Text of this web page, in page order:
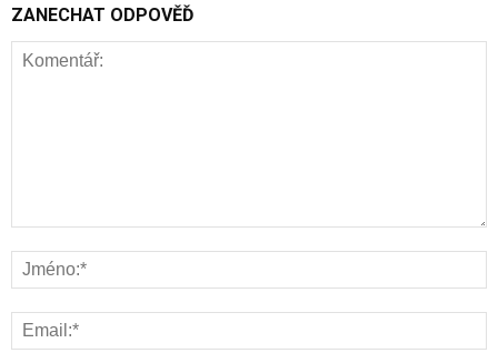
ZANECHAT ODPOVĚĎ